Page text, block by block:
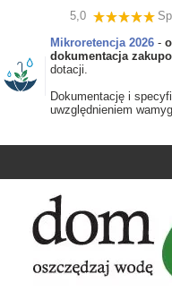
5,0
Mikroretencja 2026 -
dokumentacja
dotacji.
Dokumentację i
uwzględnieniem